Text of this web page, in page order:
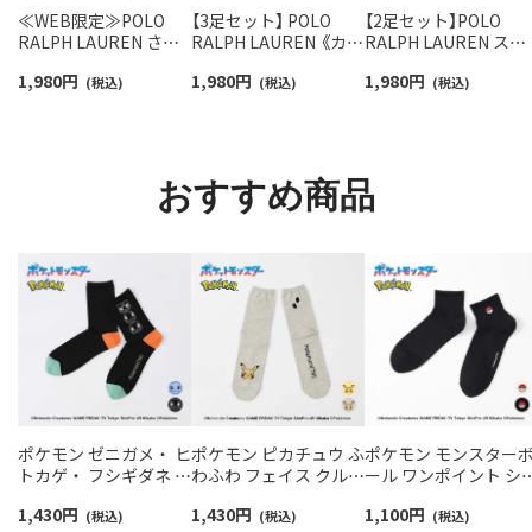
≪WEB限定≫POLO
RALPH LAUREN さら
スニーカー丈ソックス
1,980円 (税込)
【3足セット】 POLO
RALPH LAUREN 《カラ
ンポイントソックス シ
1,980円 (税込)
【2足セット】POLO
RALPH LAUREN スタ
ロベア オーガニック
1,980円 (税込)
おすすめ商品
ポケモン ゼニガメ・ ヒ
トカゲ・ フシギダネ プ
アル ソックス メンズ
1,430円 (税込)
ポケモン ピカチュウ ふ
わふわ フェイス クルー
メンズ 日本製
1,430円 (税込)
ポケモン モンスター
ール ワンポイント シ
クス メンズ 02432202
1,100円 (税込)